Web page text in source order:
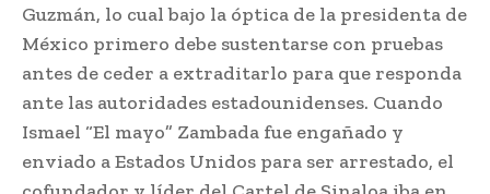
Guzmán, lo cual bajo la óptica de la presidenta de
México primero debe sustentarse con pruebas
antes de ceder a extraditarlo para que responda
ante las autoridades estadounidenses. Cuando
Ismael “El mayo” Zambada fue engañado y
enviado a Estados Unidos para ser arrestado, el